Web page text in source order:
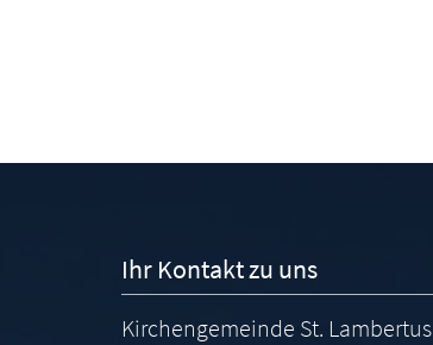
Ihr Kontakt zu uns
Kirchengemeinde St. Lambertus